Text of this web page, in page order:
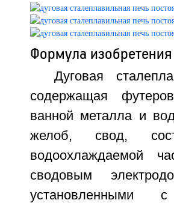
Формула изобретения
Дуговая
содержащая
ванной металла и
желоб, свод,
водоохлаждаемой
сводовым
установленными